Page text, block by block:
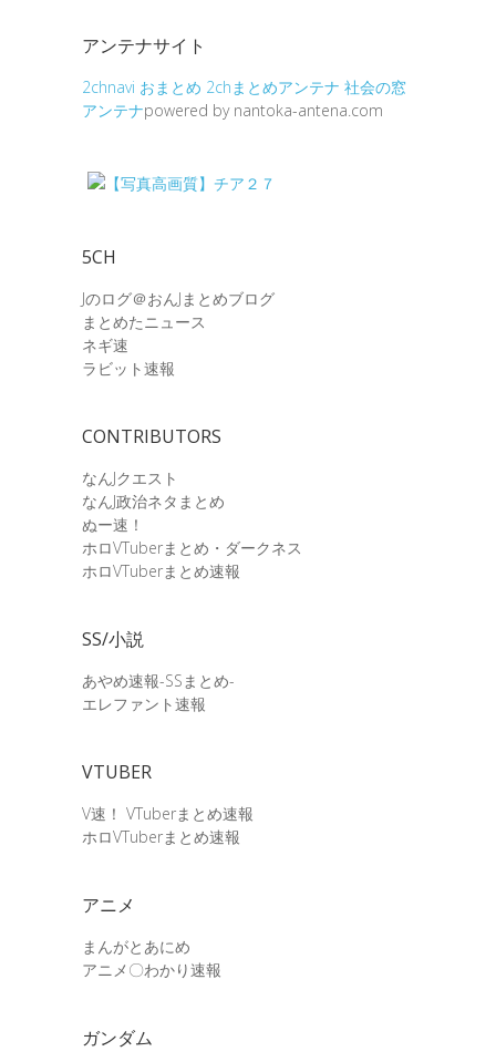
アンテナサイト
2chnavi おまとめ 2chまとめアンテナ 社会の窓
アンテナpowered by nantoka-antena.com
5CH
Jのログ＠おんJまとめブログ
まとめたニュース
ネギ速
ラビット速報
CONTRIBUTORS
なんJクエスト
なんJ政治ネタまとめ
ぬー速！
ホロVTuberまとめ・ダークネス
ホロVTuberまとめ速報
SS/小説
あやめ速報-SSまとめ-
エレファント速報
VTUBER
V速！ VTuberまとめ速報
ホロVTuberまとめ速報
アニメ
まんがとあにめ
アニメ〇わかり速報
ガンダム